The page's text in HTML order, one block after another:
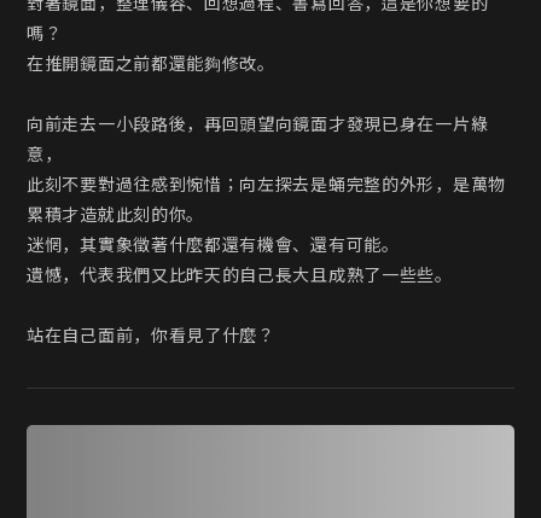
嗎？
在推開鏡面之前都還能夠修改。
向前走去一小段路後，再回頭望向鏡面才發現已身在一片綠
意，
此刻不要對過往感到惋惜；向左探去是蛹完整的外形，是萬物
累積才造就此刻的你。
迷惘，其實象徵著什麼都還有機會、還有可能。
遺憾，代表我們又比昨天的自己長大且成熟了一些些。
站在自己面前，你看見了什麼？